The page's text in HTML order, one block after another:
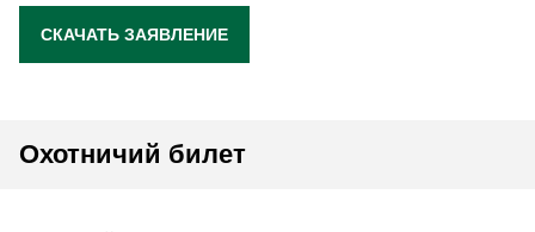
СКАЧАТЬ ЗАЯВЛЕНИЕ
Охотничий билет